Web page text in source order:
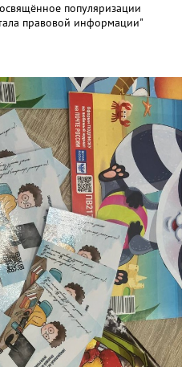
популяризации
правовой информации"